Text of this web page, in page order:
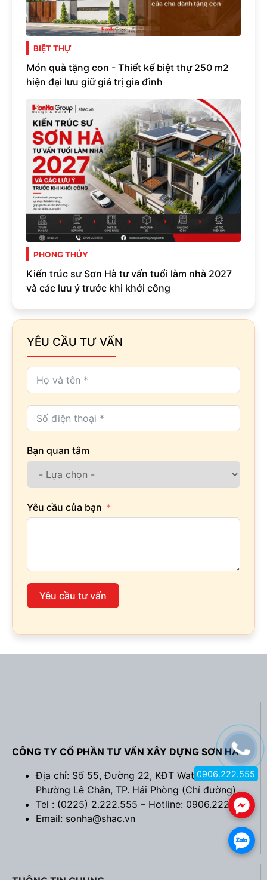
BIỆT THỰ
Món quà tặng con - Thiết kế biệt thự 250 m2
hiện đại lưu giữ giá trị gia đình
PHONG THỦY
Kiến trúc sư Sơn Hà tư vấn tuổi làm nhà 2027
và các lưu ý trước khi khởi công
YÊU CẦU TƯ VẤN
Bạn quan tâm
Yêu cầu của bạn
Yêu cầu tư vấn
CÔNG TY CỔ PHẦN TƯ VẤN XÂY DỰNG SƠN HÀ
Địa chỉ: Số 55, Đường 22, KĐT Waterfront City,
Phường Lê Chân, TP. Hải Phòng (Chỉ đường)
Tel : (0225) 2.222.555 – Hotline: 0906.222.555
Email: sonha@shac.vn
.
.
0906.222.555